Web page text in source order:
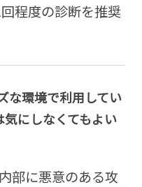
程度の診断を推奨
な環境で利用してい
にしなくてもよい
部に悪意のある攻